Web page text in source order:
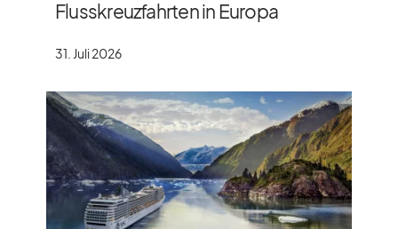
Flusskreuzfahrten in Europa
31. Juli 2026